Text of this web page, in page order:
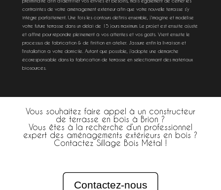
contraintes de votre aménagement extérieur afin que votre nouvelle terrasse s’y
intègre parfaitement. Une fois les contours définis ensemble, j’imagine et modélise
votre future terrasse dans un délai de 15 jours maximum. Le projet est ensuite ajusté
et affiné pour répondre pleinement à vos attentes et vos goûts. Vient ensuite le
processus de fabrication & de finition en atelier. J’assure enfin la livraison et
l’installation à votre domicile. Autant que possible, j’adopte une démarche
écoresponsable dans la fabrication de terrasse en sélectionnant des matériaux
biosourcés.
Vous souhaitez faire appel à un constructeur
de terrasse en bois à Brion ?
Vous êtes à la recherche d’un professionnel
expert des aménagements extérieurs en bois ?
Contactez Sillage Bois Métal !
Contactez-nous